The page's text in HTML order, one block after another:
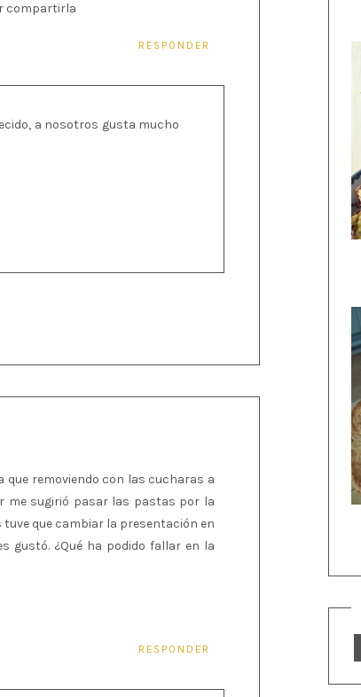
compartirla
RESPONDER
a nosotros gusta mucho
que removiendo con las cucharas a
me sugirió pasar las pastas por la
que cambiar la presentación en
gustó. ¿Qué ha podido fallar en la
RESPONDER